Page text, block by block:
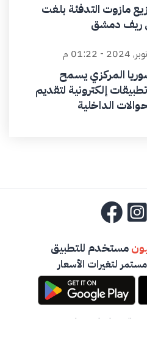
مازوت التدفئة بلغت
المركزي يسمح
إلكترونية لتقديم
الداخلية
مستخدم للتطبيق
لتغيرات الأسعار
تواصل معنا